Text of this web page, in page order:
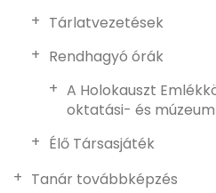
Tárlatvezetések
Rendhagyó órák
A Holokauszt
oktatási- és
Élő Társasjáték
Tanár továbbképzés